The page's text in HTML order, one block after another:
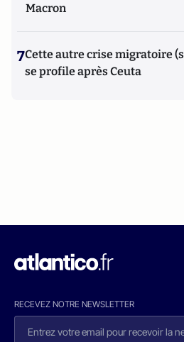
Macron
7Cette autre crise migratoire
se profile après Ceuta
RECEVEZ NOTRE NEWSLETTER